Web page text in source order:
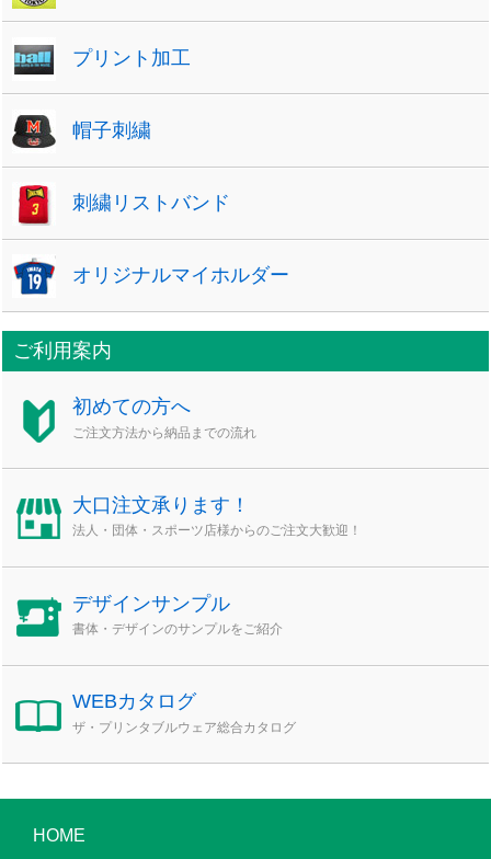
プリント加工
帽子刺繍
刺繍リストバンド
オリジナルマイホルダー
ご利用案内
初めての方へ
ご注文方法から納品までの流れ
大口注文承ります！
法人・団体・スポーツ店様からのご注文大歓迎！
デザインサンプル
書体・デザインのサンプルをご紹介
WEBカタログ
ザ・プリンタブルウェア総合カタログ
HOME